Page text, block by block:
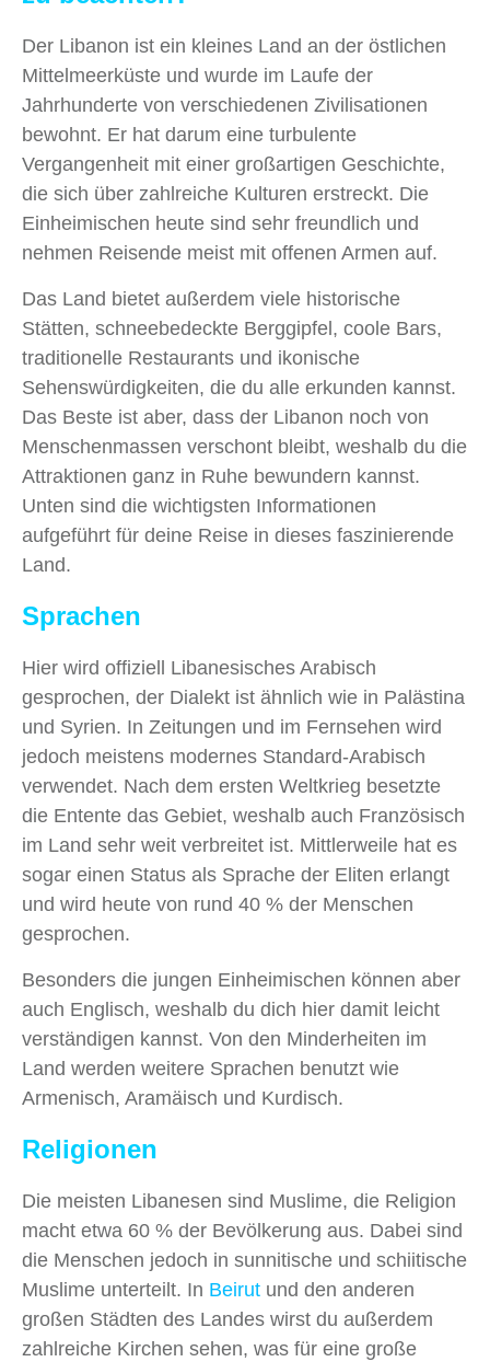
Der Libanon ist ein kleines Land an der östlichen
Mittelmeerküste und wurde im Laufe der
Jahrhunderte von verschiedenen Zivilisationen
bewohnt. Er hat darum eine turbulente
Vergangenheit mit einer großartigen Geschichte,
die sich über zahlreiche Kulturen erstreckt. Die
Einheimischen heute sind sehr freundlich und
nehmen Reisende meist mit offenen Armen auf.
Das Land bietet außerdem viele historische
Stätten, schneebedeckte Berggipfel, coole Bars,
traditionelle Restaurants und ikonische
Sehenswürdigkeiten, die du alle erkunden kannst.
Das Beste ist aber, dass der Libanon noch von
Menschenmassen verschont bleibt, weshalb du die
Attraktionen ganz in Ruhe bewundern kannst.
Unten sind die wichtigsten Informationen
aufgeführt für deine Reise in dieses faszinierende
Land.
Sprachen
Hier wird offiziell Libanesisches Arabisch
gesprochen, der Dialekt ist ähnlich wie in Palästina
und Syrien. In Zeitungen und im Fernsehen wird
jedoch meistens modernes Standard-Arabisch
verwendet. Nach dem ersten Weltkrieg besetzte
die Entente das Gebiet, weshalb auch Französisch
im Land sehr weit verbreitet ist. Mittlerweile hat es
sogar einen Status als Sprache der Eliten erlangt
und wird heute von rund 40 % der Menschen
gesprochen.
Besonders die jungen Einheimischen können aber
auch Englisch, weshalb du dich hier damit leicht
verständigen kannst. Von den Minderheiten im
Land werden weitere Sprachen benutzt wie
Armenisch, Aramäisch und Kurdisch.
Religionen
Die meisten Libanesen sind Muslime, die Religion
macht etwa 60 % der Bevölkerung aus. Dabei sind
die Menschen jedoch in sunnitische und schiitische
Muslime unterteilt. In Beirut und den anderen
großen Städten des Landes wirst du außerdem
zahlreiche Kirchen sehen, was für eine große